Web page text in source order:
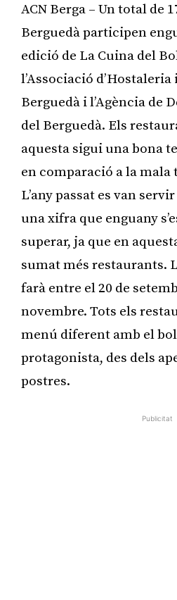
ACN Berga – Un total de
Berguedà participen
edició de La Cuina del
l’Associació
Berguedà i l’Agència de
del Berguedà. Els
aquesta sigui una bona
en comparació a la mala
L’any passat es van
una xifra que enguany
superar, ja que en
sumat més restaurants.
farà entre el 20 de
novembre. Tots els
menú diferent amb el
protagonista, des dels
postres.
Publicitat